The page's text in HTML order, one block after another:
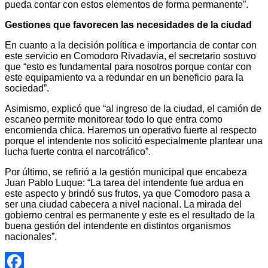
pueda contar con estos elementos de forma permanente”.
Gestiones que favorecen las necesidades de la ciudad
En cuanto a la decisión política e importancia de contar con
este servicio en Comodoro Rivadavia, el secretario sostuvo
que “esto es fundamental para nosotros porque contar con
este equipamiento va a redundar en un beneficio para la
sociedad”.
Asimismo, explicó que “al ingreso de la ciudad, el camión de
escaneo permite monitorear todo lo que entra como
encomienda chica. Haremos un operativo fuerte al respecto
porque el intendente nos solicitó especialmente plantear una
lucha fuerte contra el narcotráfico”.
Por último, se refirió a la gestión municipal que encabeza
Juan Pablo Luque: “La tarea del intendente fue ardua en
este aspecto y brindó sus frutos, ya que Comodoro pasa a
ser una ciudad cabecera a nivel nacional. La mirada del
gobierno central es permanente y este es el resultado de la
buena gestión del intendente en distintos organismos
nacionales”.